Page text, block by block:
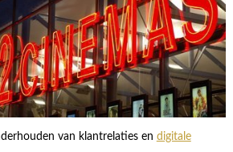
van klantrelaties en digitale